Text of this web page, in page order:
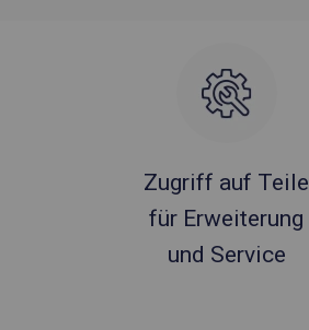
Zugriff auf Teile
für Erweiterung
und Service